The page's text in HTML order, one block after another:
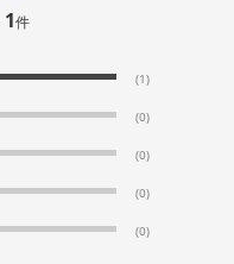
1件
(1)
(0)
(0)
(0)
(0)